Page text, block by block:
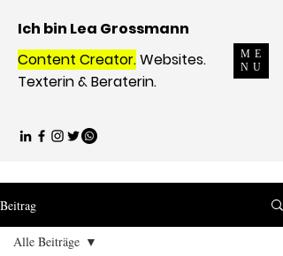
Ich bin Lea Grossmann
Content Creator.Websites.
Texterin & Beraterin.
ME
NU
Beitrag
Alle Beiträge